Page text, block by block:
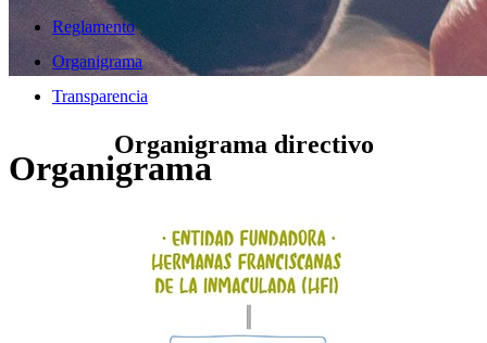
Organigrama
Reglamento
Organigrama
Transparencia
Organigrama directivo